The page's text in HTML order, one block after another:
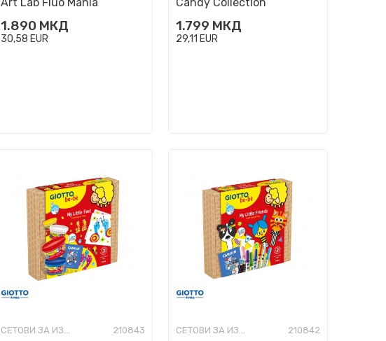
1.890 МКД
30,58 EUR
1.799 МКД
29,11 EUR
СЕТОВИ ЗА ИЗРАБОТКА 210843 СЕТОВИ ЗА ИЗРАБОТКА 210842